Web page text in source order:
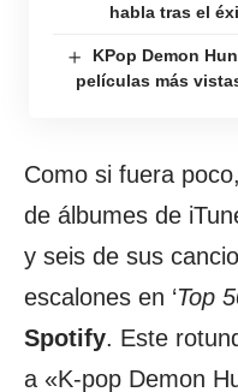
habla tras el
KPop Demon
películas más
Como si fuera
de álbumes de
y seis de sus
escalones en ‘Top
Spotify. Este
a «K-pop Demon